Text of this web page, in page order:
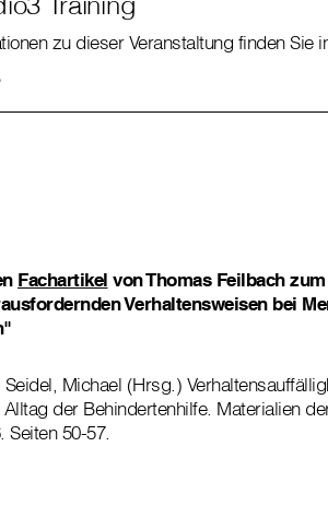
zu dieser Veranstaltung finden Sie
Fachartikel von Thomas Feilbach
Verhaltensweisen bei
Michael (Hrsg.)
der Behindertenhilfe. Materialien
Seiten 50-57.